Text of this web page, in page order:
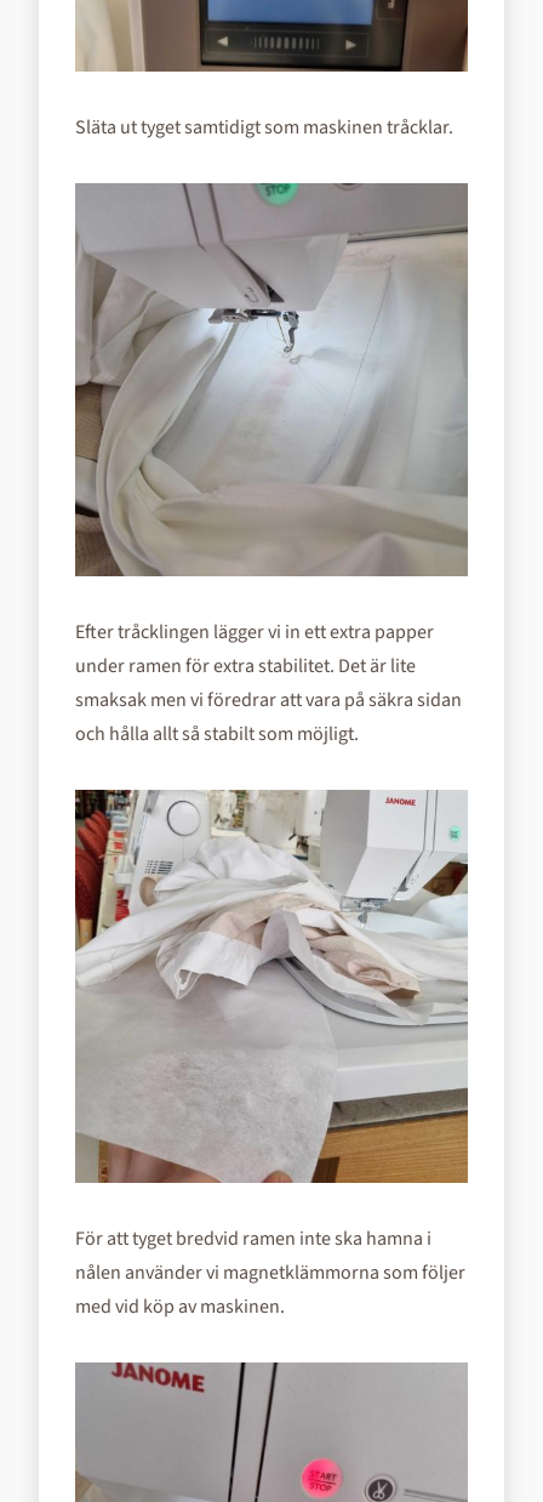
Släta ut tyget samtidigt som maskinen tråcklar.
Efter tråcklingen lägger vi in ett extra papper
under ramen för extra stabilitet. Det är lite
smaksak men vi föredrar att vara på säkra sidan
och hålla allt så stabilt som möjligt.
För att tyget bredvid ramen inte ska hamna i
nålen använder vi magnetklämmorna som följer
med vid köp av maskinen.